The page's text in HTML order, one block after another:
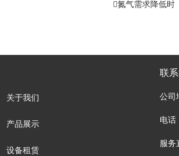
氮气需求降低时
关于我们
产品展示
设备租赁
联
公司
电
服